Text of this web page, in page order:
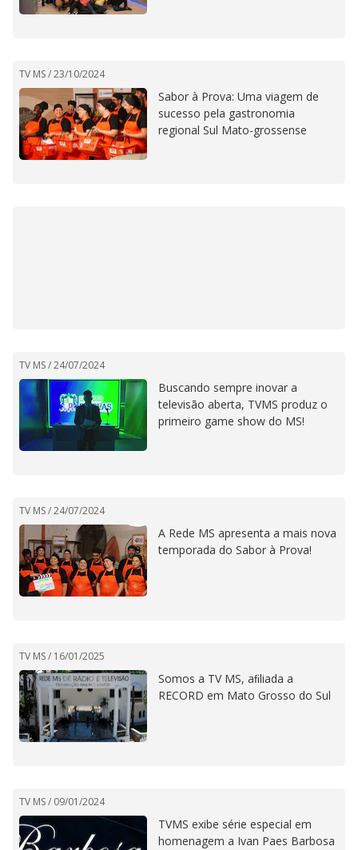
TV MS /23/10/2024
Sabor à Prova: Uma viagem de
sucesso pela gastronomia
regional Sul Mato-grossense
TV MS /24/07/2024
Buscando sempre inovar a
televisão aberta, TVMS produz o
primeiro game show do MS!
TV MS /24/07/2024
A Rede MS apresenta a mais nova
temporada do Sabor à Prova!
TV MS / 16/01/2025
Somos a TV MS, aﬁliada a
RECORD em Mato Grosso do Sul
TV MS / 09/01/2024
TVMS exibe série especial em
homenagem a Ivan Paes Barbosa